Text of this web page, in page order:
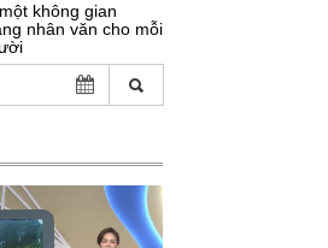
không gian
nhân văn cho mỗi